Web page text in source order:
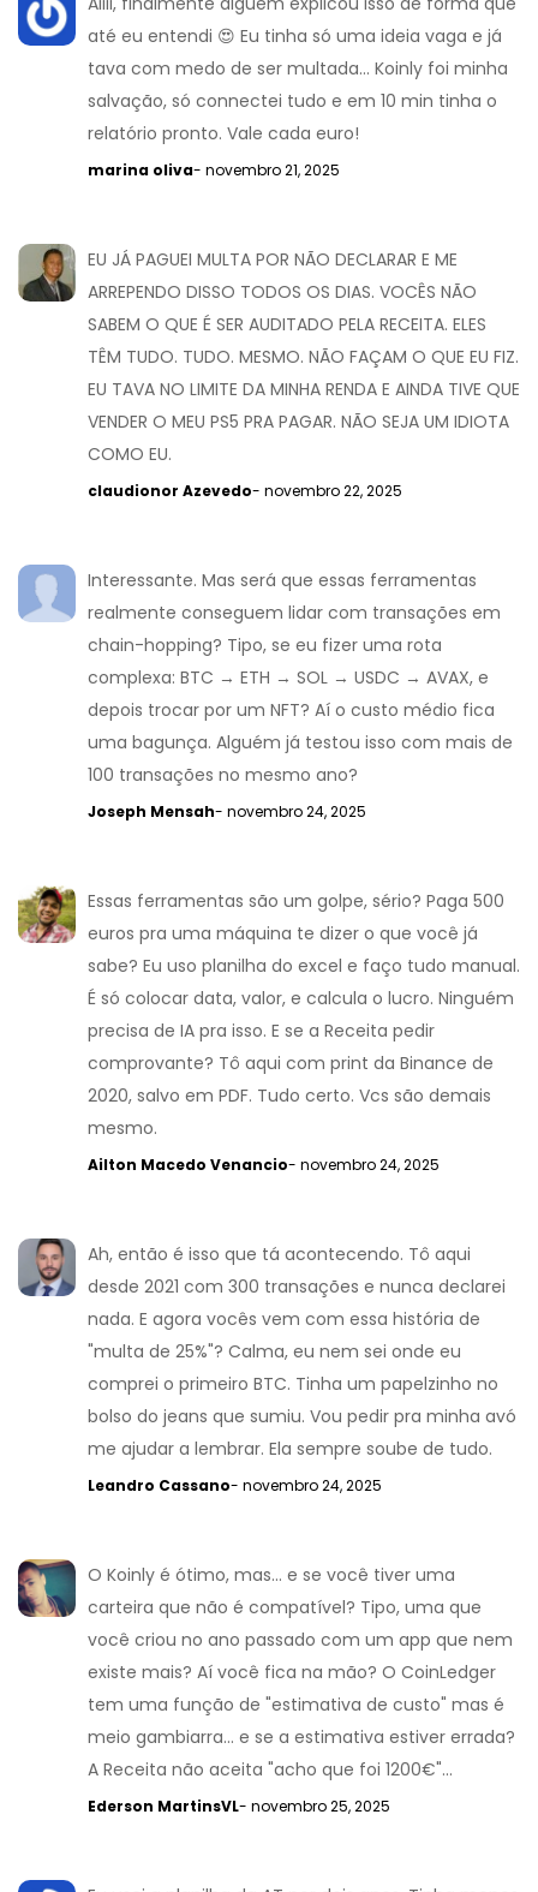
até eu entendi 😍 Eu tinha só uma ideia vaga e já
tava com medo de ser multada... Koinly foi minha
salvação, só connectei tudo e em 10 min tinha o
relatório pronto. Vale cada euro!
marina oliva- novembro 21, 2025
EU JÁ PAGUEI MULTA POR NÃO DECLARAR E ME
ARREPENDO DISSO TODOS OS DIAS. VOCÊS NÃO
SABEM O QUE É SER AUDITADO PELA RECEITA. ELES
TÊM TUDO. TUDO. MESMO. NÃO FAÇAM O QUE EU FIZ.
EU TAVA NO LIMITE DA MINHA RENDA E AINDA TIVE QUE
VENDER O MEU PS5 PRA PAGAR. NÃO SEJA UM IDIOTA
COMO EU.
claudionor Azevedo- novembro 22, 2025
Interessante. Mas será que essas ferramentas
realmente conseguem lidar com transações em
chain-hopping? Tipo, se eu fizer uma rota
complexa: BTC → ETH → SOL → USDC → AVAX, e
depois trocar por um NFT? Aí o custo médio fica
uma bagunça. Alguém já testou isso com mais de
100 transações no mesmo ano?
Joseph Mensah- novembro 24, 2025
Essas ferramentas são um golpe, sério? Paga 500
euros pra uma máquina te dizer o que você já
sabe? Eu uso planilha do excel e faço tudo manual.
É só colocar data, valor, e calcula o lucro. Ninguém
precisa de IA pra isso. E se a Receita pedir
comprovante? Tô aqui com print da Binance de
2020, salvo em PDF. Tudo certo. Vcs são demais
mesmo.
Ailton Macedo Venancio- novembro 24, 2025
Ah, então é isso que tá acontecendo. Tô aqui
desde 2021 com 300 transações e nunca declarei
nada. E agora vocês vem com essa história de
"multa de 25%"? Calma, eu nem sei onde eu
comprei o primeiro BTC. Tinha um papelzinho no
bolso do jeans que sumiu. Vou pedir pra minha avó
me ajudar a lembrar. Ela sempre soube de tudo.
Leandro Cassano- novembro 24, 2025
O Koinly é ótimo, mas... e se você tiver uma
carteira que não é compatível? Tipo, uma que
você criou no ano passado com um app que nem
existe mais? Aí você fica na mão? O CoinLedger
tem uma função de "estimativa de custo" mas é
meio gambiarra... e se a estimativa estiver errada?
A Receita não aceita "acho que foi 1200€"...
Ederson MartinsVL- novembro 25, 2025